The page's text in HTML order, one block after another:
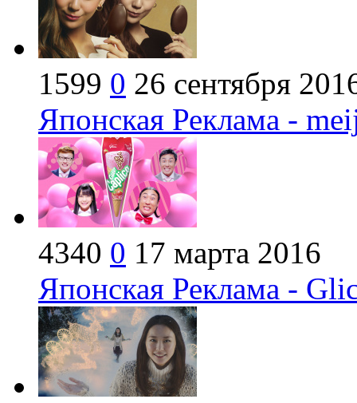
1599 0 26 сентября
Японская Реклама -
4340 0 17 марта 2016
Японская Реклама -